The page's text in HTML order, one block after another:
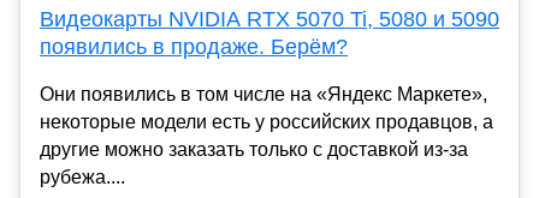
Видеокарты NVIDIA RTX 5070 Ti, 5080 и 5090
появились в продаже. Берём?
Они появились в том числе на «Яндекс Маркете»,
некоторые модели есть у российских продавцов, а
другие можно заказать только с доставкой из-за
рубежа....